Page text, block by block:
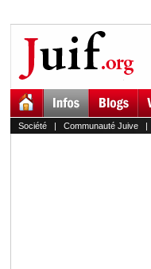
Société| Communauté Juive|